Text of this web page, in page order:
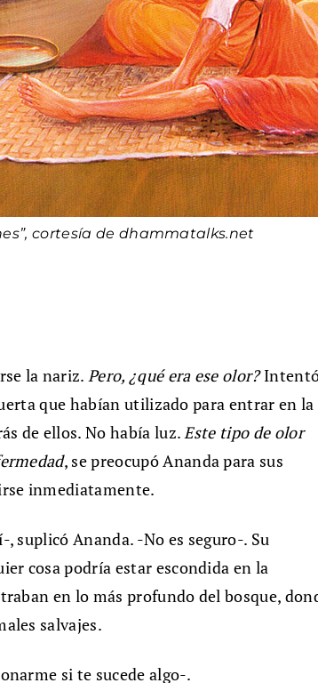
cortesía de dhammatalks.net
la nariz. Pero, ¿qué era ese olor?
que habían utilizado para entrar en la
de ellos. No había luz. Este tipo de olor
, se preocupó Ananda para sus
inmediatamente.
suplicó Ananda. -No es seguro-. Su
cosa podría estar escondida en la
en lo más profundo del bosque,
salvajes.
si te sucede algo-.